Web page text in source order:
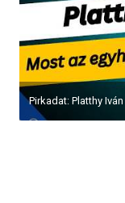
Pirkadat: Platthy